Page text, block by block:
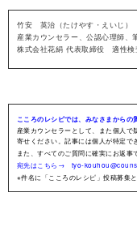
竹安 英治（たけやす・えいじ）
産業カウンセラー、公認心理師
株式会社花絹 代表取締役 適性検
こころのレシピでは、みなさまからの
産業カウンセラーとして、また個人
寄せください。記事には個人が特定で
また、すべてのご質問に確実にお返事
宛先はこちら→ tyo-
※件名に「こころのレシピ」投稿募集